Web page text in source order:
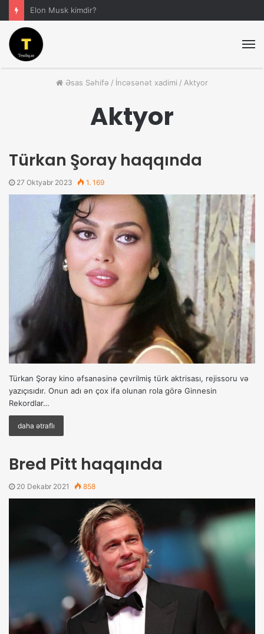
Elon Musk kimdir?
Əsas Səhifə / İncəsənət xadimi / Aktyor
Aktyor
Türkan Şoray haqqında
27 Oktyabr 2023 1. 169
Türkan Şoray kino əfsanəsinə çevrilmiş türk aktrisası, rejissoru və
yazıçısıdır. Onun adı ən çox ifa olunan rola görə Ginnesin
Rekordlar…
daha ətraflı
Bred Pitt haqqında
20 Dekabr 2021 858